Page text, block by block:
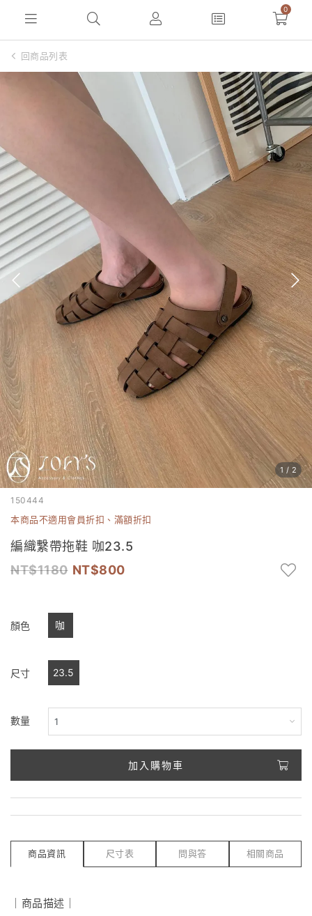
0
回商品列表
1 / 2
150444
本商品不適用會員折扣、滿額折扣
編織繫帶拖鞋 咖23.5
1180
800
顏色 咖
尺寸 23.5
數量
加入購物車
商品資訊 尺寸表 問與答 相關商品
｜商品描述｜